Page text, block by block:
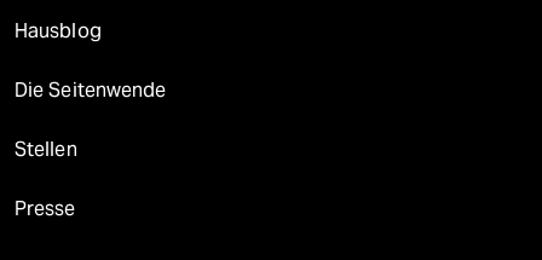
Hausblog
Die Seitenwende
Stellen
Presse